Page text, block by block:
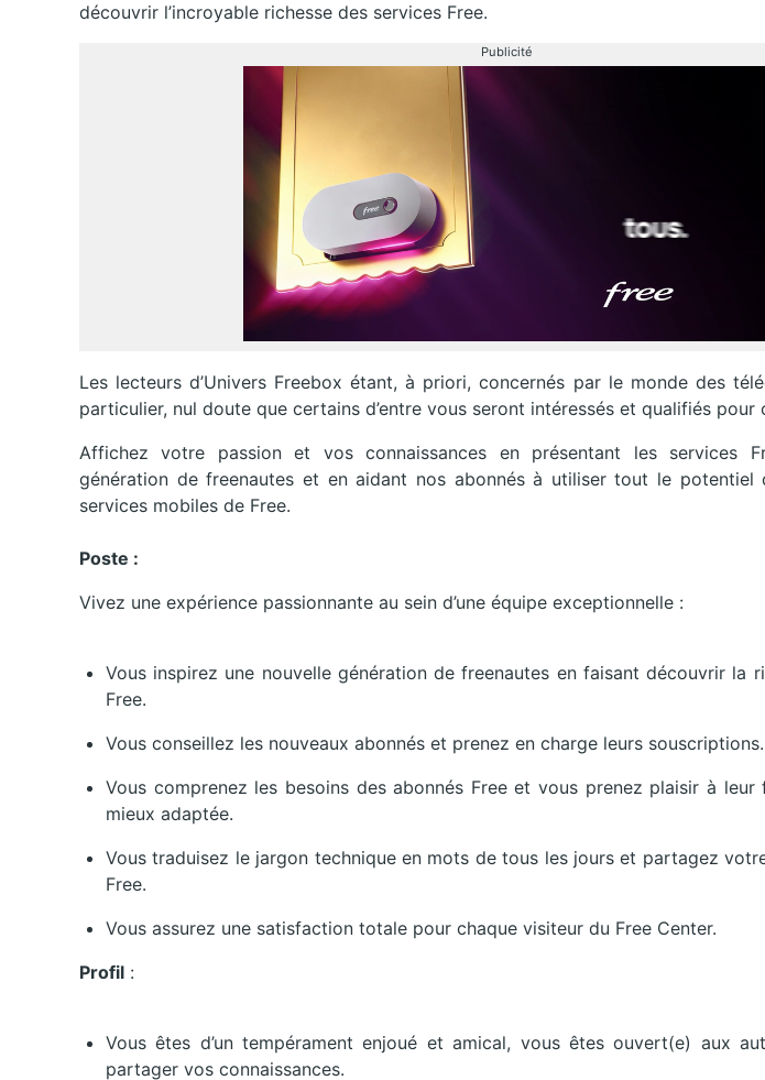
découvrir l’incroyable richesse des services Free.
Publicité
Les lecteurs d’Univers Freebox étant, à priori, concernés par le monde des
particulier, nul doute que certains d’entre vous seront intéressés et qualifiés pour
Affichez votre passion et vos connaissances en présentant les services
génération de freenautes et en aidant nos abonnés à utiliser tout le
services mobiles de Free.
Poste :
Vivez une expérience passionnante au sein d’une équipe exceptionnelle :
Vous inspirez une nouvelle génération de freenautes en faisant découvrir la
Free.
Vous conseillez les nouveaux abonnés et prenez en charge leurs souscriptions.
Vous comprenez les besoins des abonnés Free et vous prenez plaisir à
mieux adaptée.
Vous traduisez le jargon technique en mots de tous les jours et partagez
Free.
Vous assurez une satisfaction totale pour chaque visiteur du Free Center.
Profil :
Vous êtes d’un tempérament enjoué et amical, vous êtes ouvert(e) aux
partager vos connaissances.